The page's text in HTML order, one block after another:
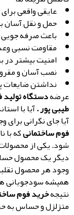
عایقی واقعی
حمل و نقل
باعث صرفه
مقاومت نسبی
امنیت بیشتر در
نصب آسان و
نداشتن ضایعات
عرضهدستگاه
طیبی پور .آیا با
آیا جای نگرانی
فوم ساختمانیکه با
شود. یکی از
دیگر یک محصول
وجود هر محصول
همیشه سودجویانی
نتیجهخرید فوم
متزلزل و حساس به